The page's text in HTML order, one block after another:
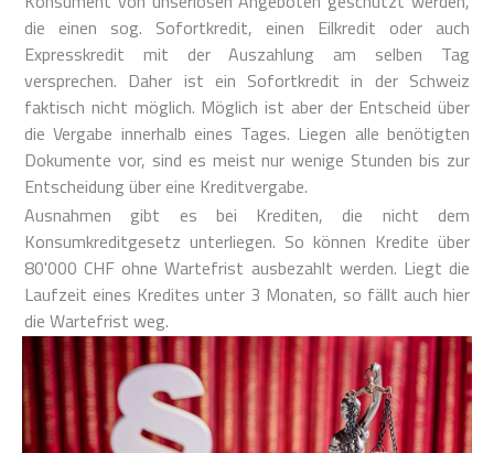
die einen sog. Sofortkredit, einen Eilkredit oder auch
Expresskredit mit der Auszahlung am selben Tag
versprechen. Daher ist ein Sofortkredit in der Schweiz
faktisch nicht möglich. Möglich ist aber der Entscheid über
die Vergabe innerhalb eines Tages. Liegen alle benötigten
Dokumente vor, sind es meist nur wenige Stunden bis zur
Entscheidung über eine Kreditvergabe.
Ausnahmen gibt es bei Krediten, die nicht dem
Konsumkreditgesetz unterliegen. So können Kredite über
80'000 CHF ohne Wartefrist ausbezahlt werden. Liegt die
Laufzeit eines Kredites unter 3 Monaten, so fällt auch hier
die Wartefrist weg.